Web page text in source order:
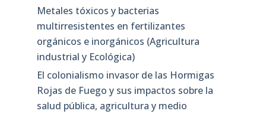
Metales tóxicos y bacterias
multirresistentes en fertilizantes
orgánicos e inorgánicos (Agricultura
industrial y Ecológica)
El colonialismo invasor de las Hormigas
Rojas de Fuego y sus impactos sobre la
salud pública, agricultura y medio